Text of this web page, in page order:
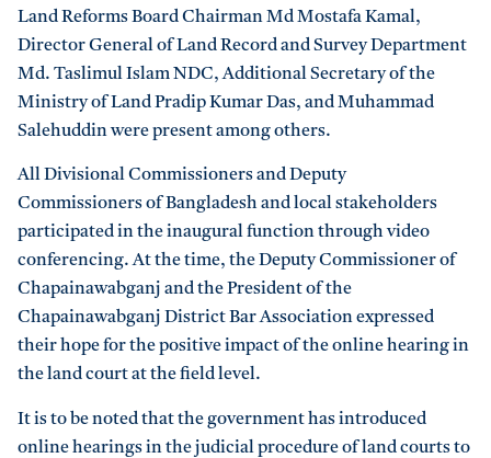
Land Reforms Board Chairman Md Mostafa Kamal,
Director General of Land Record and Survey Department
Md. Taslimul Islam NDC, Additional Secretary of the
Ministry of Land Pradip Kumar Das, and Muhammad
Salehuddin were present among others.
All Divisional Commissioners and Deputy
Commissioners of Bangladesh and local stakeholders
participated in the inaugural function through video
conferencing. At the time, the Deputy Commissioner of
Chapainawabganj and the President of the
Chapainawabganj District Bar Association expressed
their hope for the positive impact of the online hearing in
the land court at the field level.
It is to be noted that the government has introduced
online hearings in the judicial procedure of land courts to